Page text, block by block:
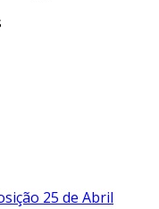
25 de Abril